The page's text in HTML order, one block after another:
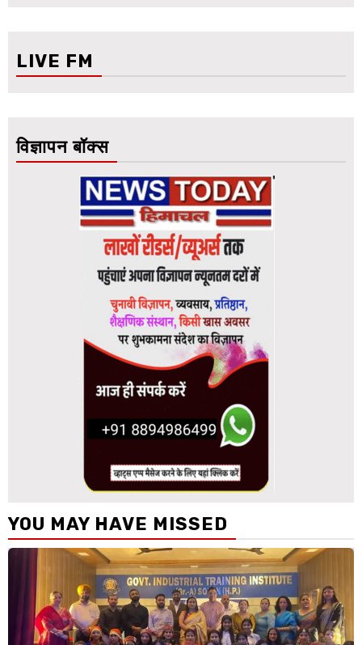
LIVE FM
विज्ञापन बॉक्स
YOU MAY HAVE MISSED